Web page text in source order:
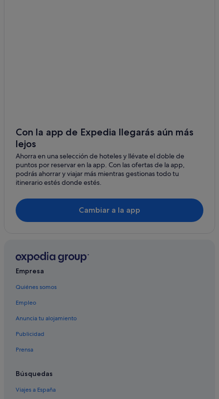
Apartoteles en Baga
Residences en Baga
Pensiones en Cercs
Cabañas en Vallcebre
Atiram Hotels en Baga
Pensiones en La Nou de Berguedà
Baga hoteles
Apartamentos en Estación de esquí Rasos de Peguera
Guardiola de Bergueda hoteles
Pensiones en Sant Corneli
Albergues en Guardiola de Bergueda
Con la app de Expedia llegarás aún más
lejos
Ahorra en una selección de hoteles y llévate el doble de
puntos por reservar en la app. Con las ofertas de la app,
podrás ahorrar y viajar más mientras gestionas todo tu
itinerario estés donde estés.
Cambiar a la app
Empresa
Quiénes somos
Empleo
Anuncia tu alojamiento
Publicidad
Prensa
Búsquedas
Viajes a España